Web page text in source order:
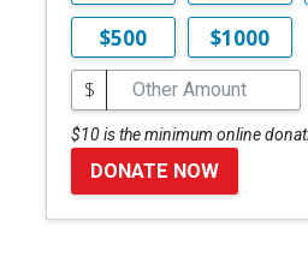
$500
$1000
$
$10 is the minimum online
DONATE NOW